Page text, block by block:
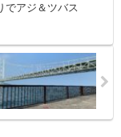
でアジ＆ツバス